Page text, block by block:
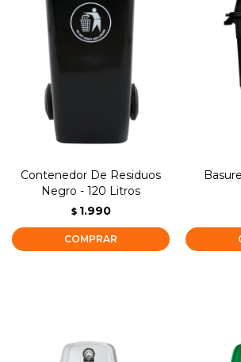
Contenedor De Residuos
Negro - 120 Litros
$ 1.990